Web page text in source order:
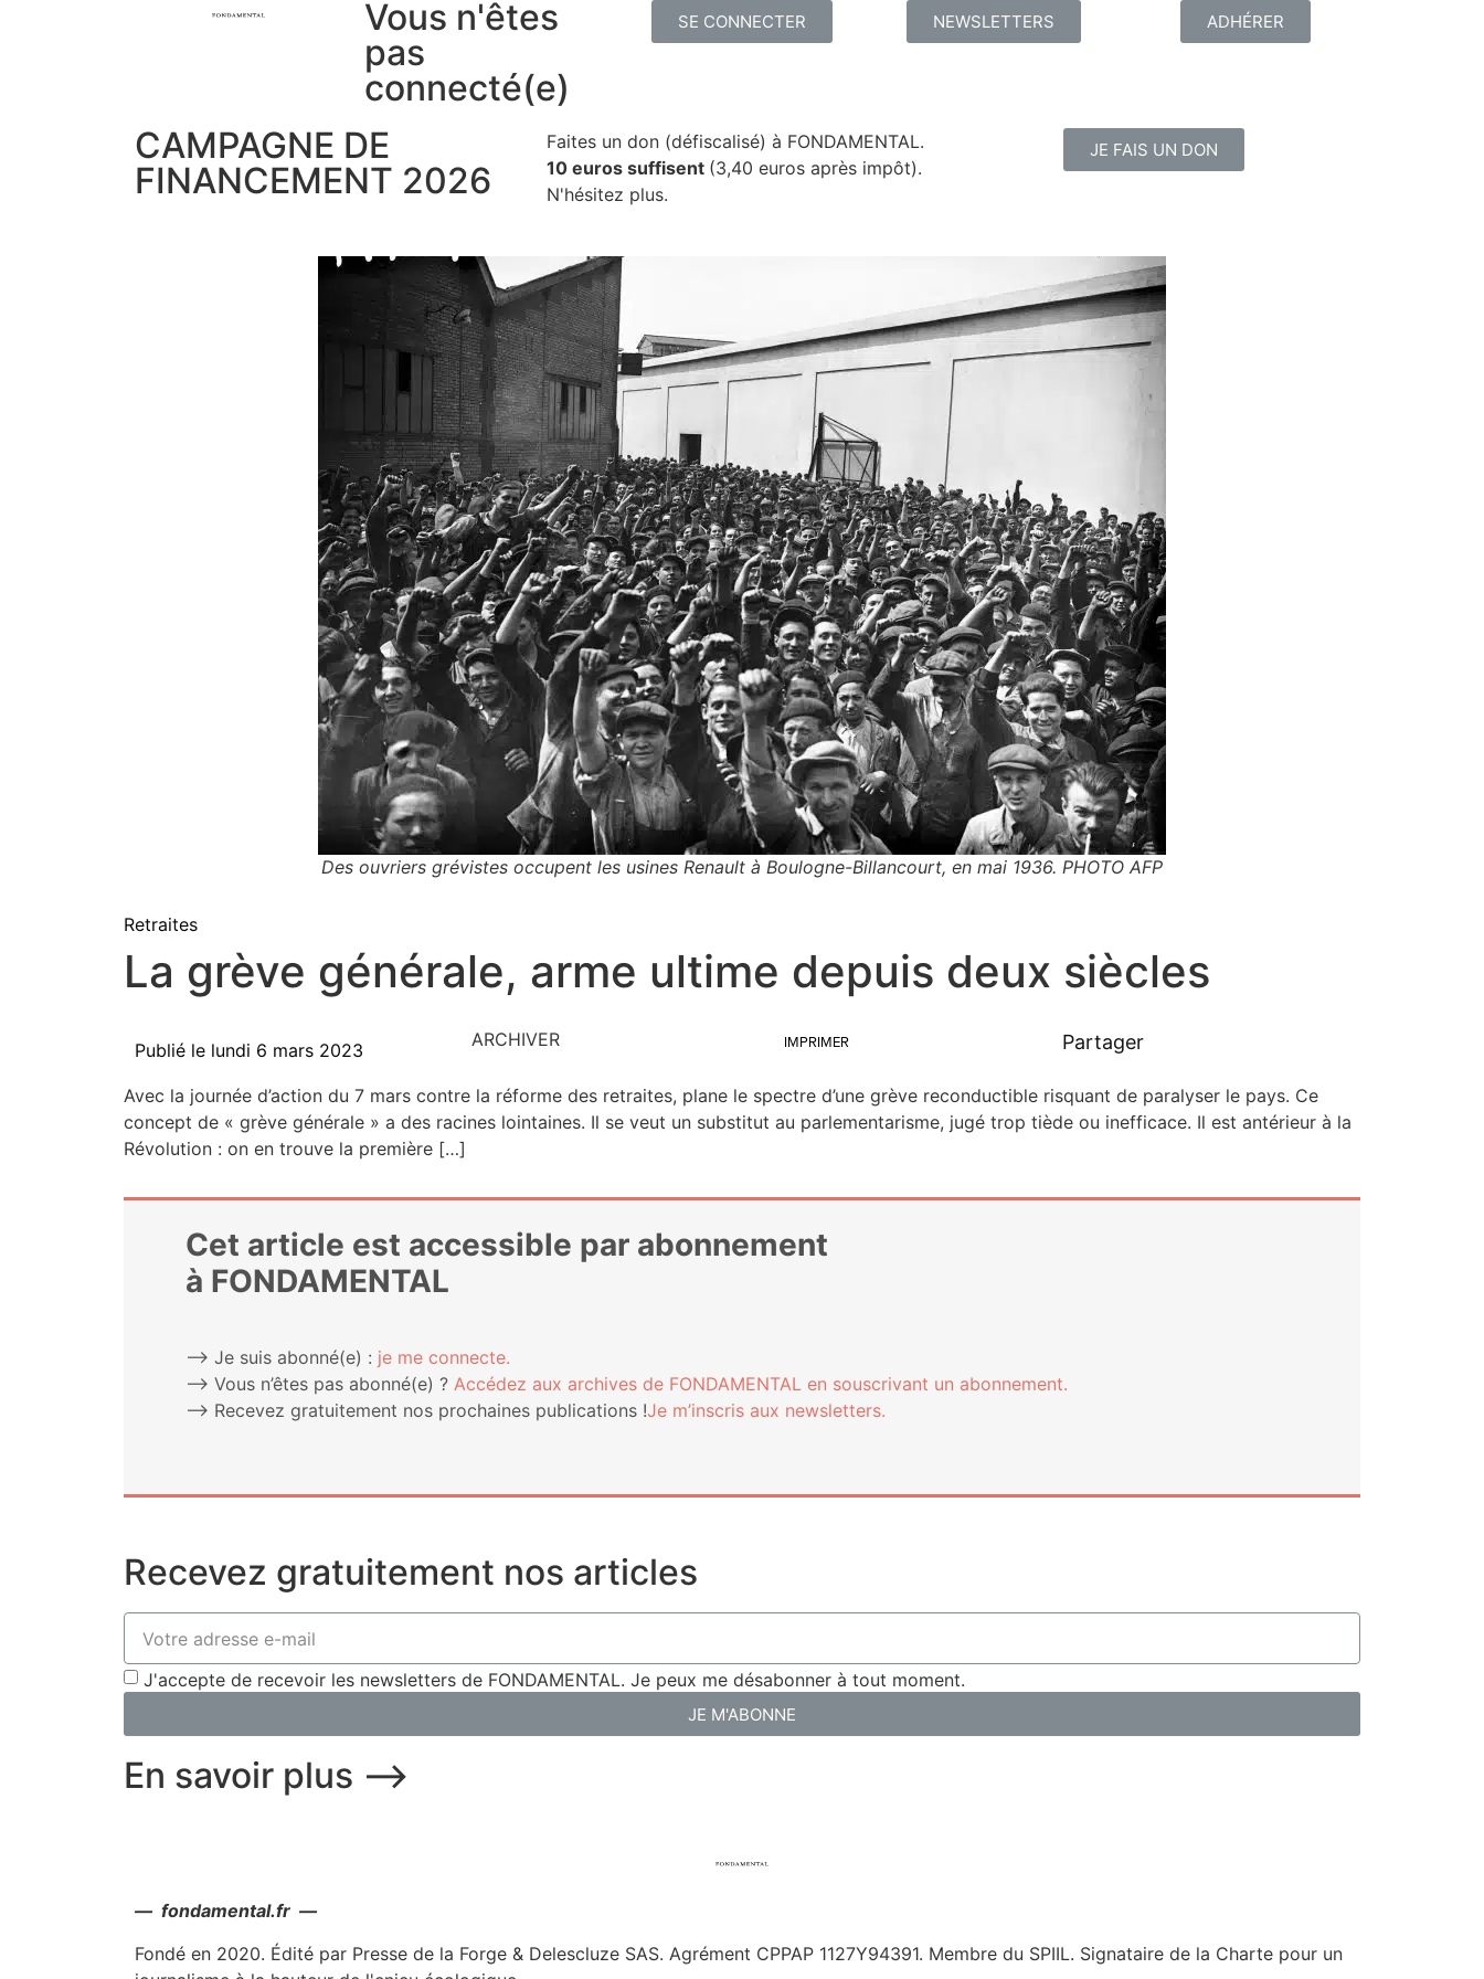
Vous n'êtes
pas
connecté(e)
SE CONNECTER NEWSLETTERS ADHÉRER
CAMPAGNE DE
FINANCEMENT 2026
Faites un don (défiscalisé) à FONDAMENTAL.
10 euros suffisent (3,40 euros après impôt).
N'hésitez plus.
JE FAIS UN DON
Des ouvriers grévistes occupent les usines Renault à Boulogne-Billancourt, en mai 1936. PHOTO AFP
Retraites
La grève générale, arme ultime depuis deux siècles
Publié le lundi 6 mars 2023 ARCHIVER IMPRIMER Partager
Avec la jour­née d’action du 7 mars contre la réforme des retraites, plane le spectre d’une grève recon­duc­tible ris­quant de para­ly­ser le pays. Ce
concept de « grève géné­rale » a des racines loin­taines. Il se veut un sub­sti­tut au par­le­men­ta­risme, jugé trop tiède ou inef­fi­cace. Il est anté­rieur à la
Révo­lu­tion : on en trouve la première […]
Cet article est accessible par abonnement
à FONDAMENTAL
⟶ Je suis abonné(e) : je me connecte.
⟶ Vous n’êtes pas abonné(e) ? Accé­dez aux archives de FONDAMENTAL en sous­cri­vant un abonnement.
⟶ Rece­vez gra­tui­te­ment nos pro­chaines publi­ca­tions !Je m’ins­cris aux newsletters.
Recevez gratuitement nos articles
J'accepte de recevoir les newsletters de FONDAMENTAL. Je peux me désabonner à tout moment.
JE M'ABONNE
En savoir plus ⟶
— fondamental.fr —
Fondé en 2020. Édité par Presse de la Forge & Delescluze SAS. Agrément CPPAP 1127Y94391. Membre du SPIIL. Signataire de la Charte pour un